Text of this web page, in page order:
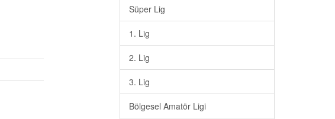
Süper Lig
1. Lig
2. Lig
3. Lig
Bölgesel Amatör Ligi